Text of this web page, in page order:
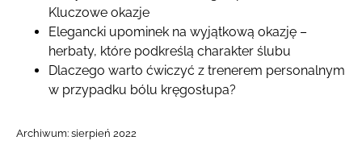
Kluczowe okazje
Elegancki upominek na wyjątkową okazję –
herbaty, które podkreślą charakter ślubu
Dlaczego warto ćwiczyć z trenerem personalnym
w przypadku bólu kręgosłupa?
Archiwum: sierpień 2022